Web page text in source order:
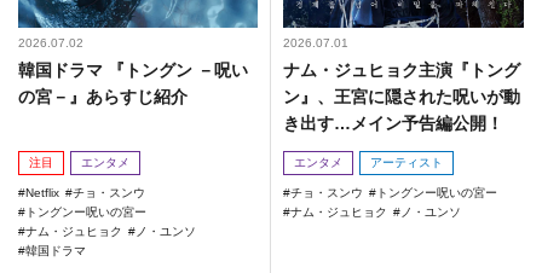
2026.07.02
韓国ドラマ 『トングン －呪い
の宮－』あらすじ紹介
注目 エンタメ
Netflix
チョ・スンウ
トングンー呪いの宮ー
ナム・ジュヒョク
ノ・ユンソ
韓国ドラマ
2026.07.01
ナム・ジュヒョク主演『トング
ン』、王宮に隠された呪いが動
き出す…メイン予告編公開！
エンタメ アーティスト
チョ・スンウ
トングンー呪いの宮ー
ナム・ジュヒョク
ノ・ユンソ